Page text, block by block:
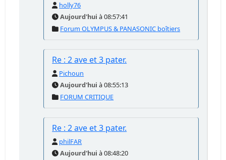
holly76
Aujourd'hui à 08:57:41
Forum OLYMPUS & PANASONIC boîtiers
Re : 2 ave et 3 pater.
Pichoun
Aujourd'hui à 08:55:13
FORUM CRITIQUE
Re : 2 ave et 3 pater.
philFAR
Aujourd'hui à 08:48:20